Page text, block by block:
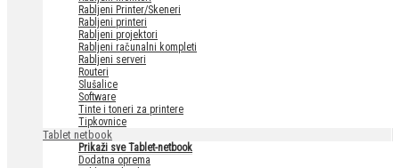
Rabljeni Printer/Skeneri
Rabljeni printeri
Rabljeni projektori
Rabljeni računalni kompleti
Rabljeni serveri
Routeri
Slušalice
Software
Tinte i toneri za printere
Tipkovnice
Tablet netbook
Prikaži sve Tablet-netbook
Dodatna oprema